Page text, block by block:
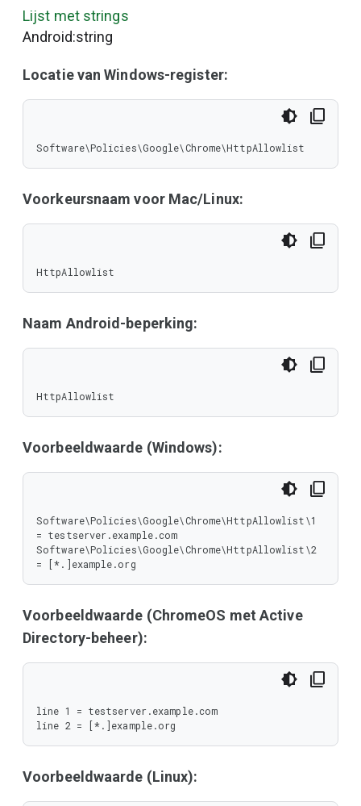
Lijst met strings
Android:string
Locatie van Windows-register:
Software\Policies\Google\Chrome\HttpAllowlist
Voorkeursnaam voor Mac/Linux:
HttpAllowlist
Naam Android-beperking:
HttpAllowlist
Voorbeeldwaarde (Windows):
Software\Policies\Google\Chrome\HttpAllowlist\1
= testserver.example.com
Software\Policies\Google\Chrome\HttpAllowlist\2
= [*.]example.org
Voorbeeldwaarde (ChromeOS met Active
Directory-beheer):
line 1 = testserver.example.com
line 2 = [*.]example.org
Voorbeeldwaarde (Linux):